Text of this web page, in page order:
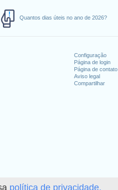
política de privacidade.
Quantos dias úteis no ano de 2026?
Configuração
Página de login
Página de contato
Aviso legal
Compartilhar